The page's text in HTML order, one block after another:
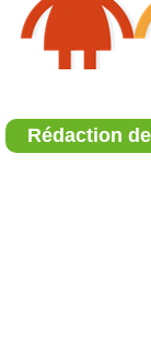
Rédaction